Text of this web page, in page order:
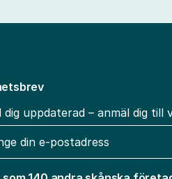
dig uppdaterad – anmäl dig till